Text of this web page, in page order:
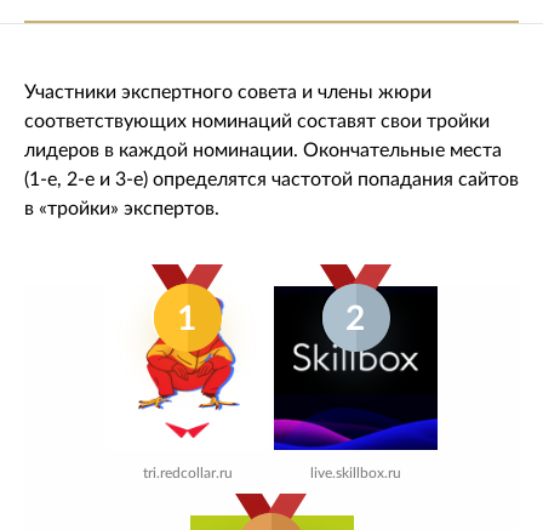
Участники экспертного совета и члены жюри
соответствующих номинаций составят свои тройки
лидеров в каждой номинации. Окончательные места
(1-е, 2-е и 3-е) определятся частотой попадания сайтов
в «тройки» экспертов.
1
tri.redcollar.ru
2
live.skillbox.ru